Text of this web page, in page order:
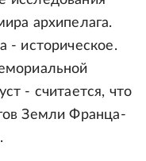
архипелага.
- историческое.
- считается, что
Земли Франца-